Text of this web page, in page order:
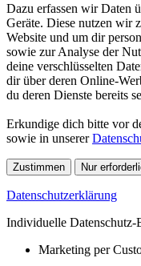
Dazu erfassen wir Daten
Geräte. Diese nutzen wir
Website und um dir
sowie zur Analyse der
deine verschlüsselten
dir über deren Online-
du deren Dienste bereits
Erkundige dich bitte vor
sowie in unserer
Zustimmen Nur
Datenschutzerklärung
Individuelle Datenschutz-
Marketing per